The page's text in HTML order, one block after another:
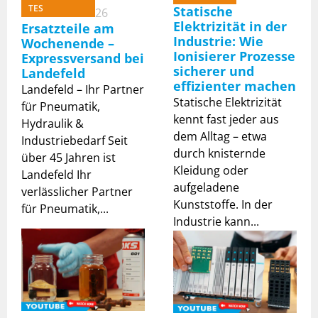
Zylinderschalter &
Zubehör
TES
26
Ersatzteile am
Wochenende –
Expressversand bei
Landefeld
Landefeld – Ihr Partner
für Pneumatik,
Hydraulik &
Industriebedarf Seit
über 45 Jahren ist
Landefeld Ihr
verlässlicher Partner
für Pneumatik,...
Statische
Elektrizität in der
Industrie: Wie
Ionisierer Prozesse
sicherer und
effizienter machen
Statische Elektrizität
kennt fast jeder aus
dem Alltag – etwa
durch knisternde
Kleidung oder
aufgeladene
Kunststoffe. In der
Industrie kann...